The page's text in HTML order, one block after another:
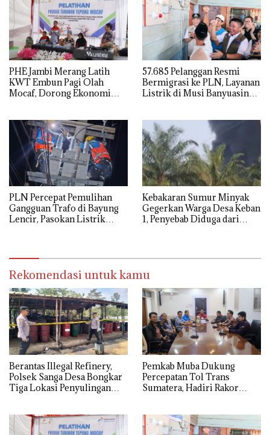
PHE Jambi Merang Latih
KWT Embun Pagi Olah
Mocaf, Dorong Ekonomi
57.685 Pelanggan Resmi
Bermigrasi ke PLN, Layanan
Listrik di Musi Banyuasin
PLN Percepat Pemulihan
Gangguan Trafo di Bayung
Lencir, Pasokan Listrik
Kebakaran Sumur Minyak
Gegerkan Warga Desa Keban
1, Penyebab Diduga dari
Rekomendasi untuk kamu
Berantas Illegal Refinery,
Polsek Sanga Desa Bongkar
Tiga Lokasi Penyulingan
Pemkab Muba Dukung
Percepatan Tol Trans
Sumatera, Hadiri Rakor